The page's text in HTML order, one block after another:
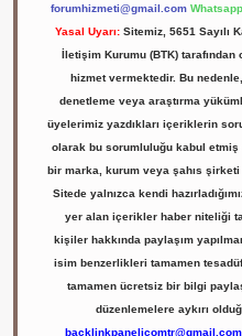
forumhizmeti@gmail.com
Yasal Uyarı: Sitemiz, 5651 Sayılı
İletişim Kurumu (BTK) tarafından
hizmet vermektedir. Bu
denetleme veya araştırma
üyelerimiz yazdıkları içeriklerin
olarak bu sorumluluğu kabul etmiş
bir marka, kurum veya şahıs şirketi
Sitede yalnızca kendi
yer alan içerikler haber niteliği
kişiler hakkında paylaşım
isim benzerlikleri tamamen
tamamen ücretsiz bir bilgi
düzenlemelere aykırı
backlinkpanelicomtr@gmail.com